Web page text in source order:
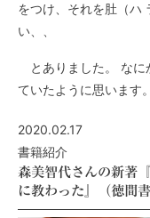
をつけ、それを肚（ハ
い、、
とありました。 なに
ていたように思います。
2020.02.17
書籍紹介
森美智代さんの新著
に教わった』（徳間